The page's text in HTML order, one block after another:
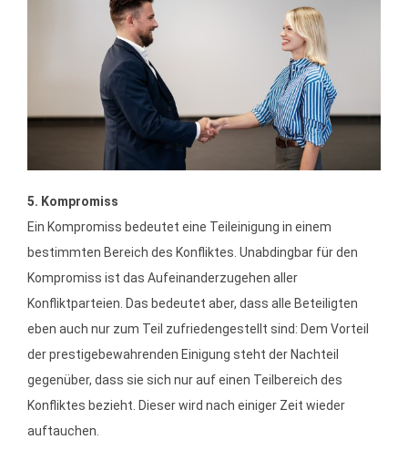
5. Kompromiss
Ein Kompromiss bedeutet eine Teileinigung in einem
bestimmten Bereich des Konfliktes. Unabdingbar für den
Kompromiss ist das Aufeinanderzugehen aller
Konfliktparteien. Das bedeutet aber, dass alle Beteiligten
eben auch nur zum Teil zufriedengestellt sind: Dem Vorteil
der prestigebewahrenden Einigung steht der Nachteil
gegenüber, dass sie sich nur auf einen Teilbereich des
Konfliktes bezieht. Dieser wird nach einiger Zeit wieder
auftauchen.